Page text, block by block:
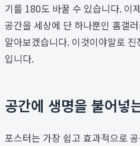
기를 180도 바꿀 수 있습니다. 이
공간을 세상에 단 하나뿐인 홈갤
알아보겠습니다. 이것이야말로 진
입니다.
공간에 생명을 불어넣
포스터는 가장 쉽고 효과적으로